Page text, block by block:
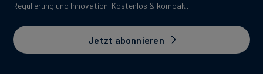
Regulierung und Innovation. Kostenlos & kompakt.
Jetzt abonnieren